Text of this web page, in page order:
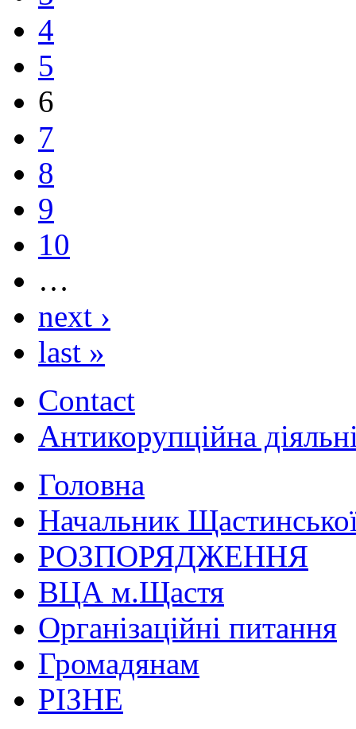
4
5
6
7
8
9
10
…
next ›
last »
Contact
Антикорупційна
Головна
Начальник
РОЗПОРЯДЖЕННЯ
ВЦА м.Щастя
Організаційні питання
Громадянам
РІЗНЕ